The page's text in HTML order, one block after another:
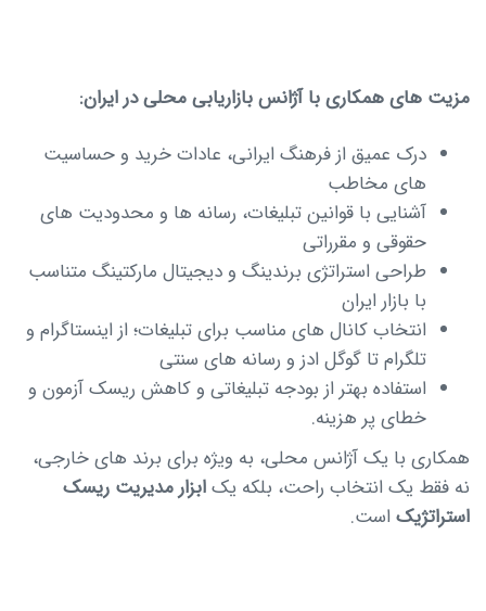
مزیت های همکاری با آژانس بازاریابی محلی در ایران:
درک عمیق از فرهنگ ایرانی، عادات خرید و حساسیت
های مخاطب
آشنایی با قوانین تبلیغات، رسانه ها و محدودیت های
حقوقی و مقرراتی
طراحی استراتژی برندینگ و دیجیتال مارکتینگ متناسب
با بازار ایران
انتخاب کانال های مناسب برای تبلیغات؛ از اینستاگرام و
تلگرام تا گوگل ادز و رسانه های سنتی
استفاده بهتر از بودجه تبلیغاتی و کاهش ریسک آزمون و
خطای پر هزینه.
همکاری با یک آژانس محلی، به ویژه برای برند های خارجی،
نه فقط یک انتخاب راحت، بلکه یکابزار مدیریت ریسک
استراتژیک است.